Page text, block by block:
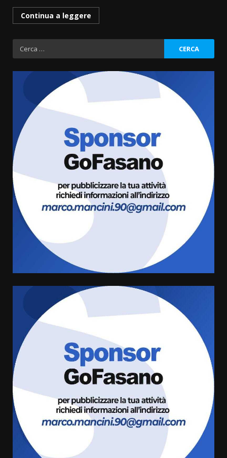
Continua a leggere
Ricerca
per:
La Banda Città di Fasano apre
ufficialmente la Festa di
8 Agosto 2026 11:00
Savelletri in festa, domani sera
grande spettacolo con Uccio De
Santis
Sostenibile: premiati gli studenti
universitari del bando “La strada
giusta”
8 Agosto 2026 07:15
“I Contestatori: Musica di
Rivoluzione”: nuovo
appuntamento con “Fasano in
Banda”
7 Agosto 2026 06:05
US Fasano, Scianaro: “Profonda
amarezza per esclusione dal
campionato di calcio”
7 Agosto 2026 06:00